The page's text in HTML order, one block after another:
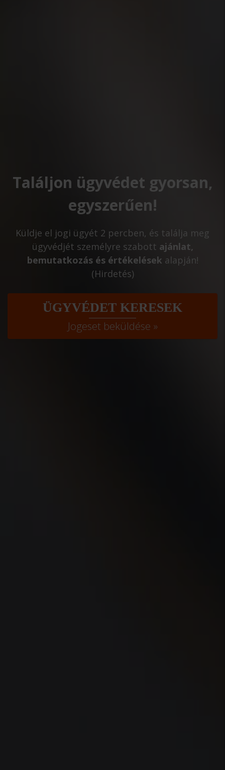
Találjon ügyvédet gyorsan,
egyszerűen!
Küldje el jogi ügyét 2 percben, és találja meg
ügyvédjét személyre szabott ajánlat,
bemutatkozás és értékelések alapján!
(Hirdetés)
ÜGYVÉDET KERESEK
Jogeset beküldése »